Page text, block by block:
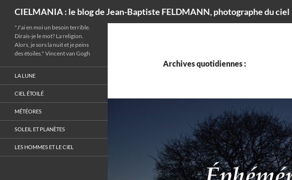
CIELMANIA : le blog de Jean-Baptiste FELDMANN, photographe du ciel
Archives quotidiennes :
"J'ai en moi un besoin terrible.
Dirais-je le mot? La religion.
Alors, je sors la nuit et je peins
des étoiles." Vincent van Gogh
LA LUNE
CIEL ÉTOILÉ
MÉTÉORES
SOLEIL ET PLANÈTES
LES HOMMES ET LE CIEL